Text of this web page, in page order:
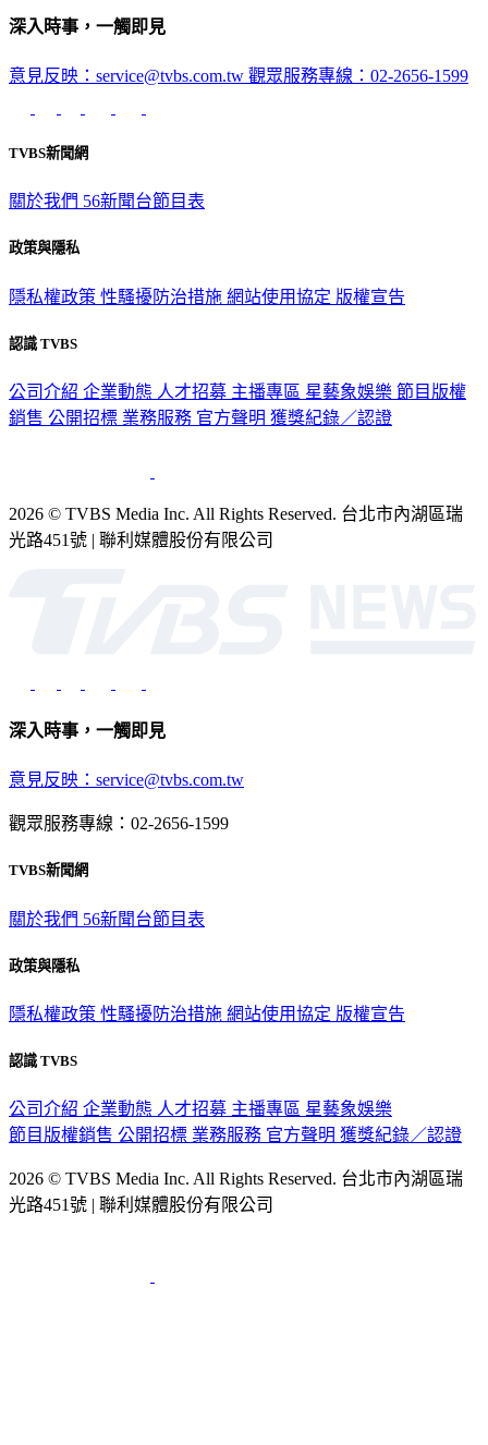
深入時事，一觸即見
意見反映：service@tvbs.com.tw 觀眾服務專線：02-2656-1599
TVBS新聞網
關於我們 56新聞台節目表
政策與隱私
隱私權政策 性騷擾防治措施 網站使用協定 版權宣告
認識 TVBS
公司介紹 企業動態 人才招募 主播專區 星藝象娛樂 節目版權
銷售 公開招標 業務服務 官方聲明 獲獎紀錄／認證
2026 © TVBS Media Inc. All Rights Reserved. 台北市內湖區瑞
光路451號 | 聯利媒體股份有限公司
深入時事，一觸即見
意見反映：service@tvbs.com.tw
觀眾服務專線：02-2656-1599
TVBS新聞網
關於我們 56新聞台節目表
政策與隱私
隱私權政策 性騷擾防治措施 網站使用協定 版權宣告
認識 TVBS
公司介紹 企業動態 人才招募 主播專區 星藝象娛樂
節目版權銷售 公開招標 業務服務 官方聲明 獲獎紀錄／認證
2026 © TVBS Media Inc. All Rights Reserved. 台北市內湖區瑞
光路451號 | 聯利媒體股份有限公司